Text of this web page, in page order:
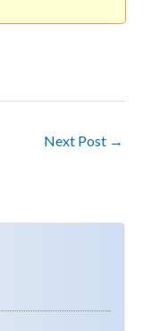
Next Post →